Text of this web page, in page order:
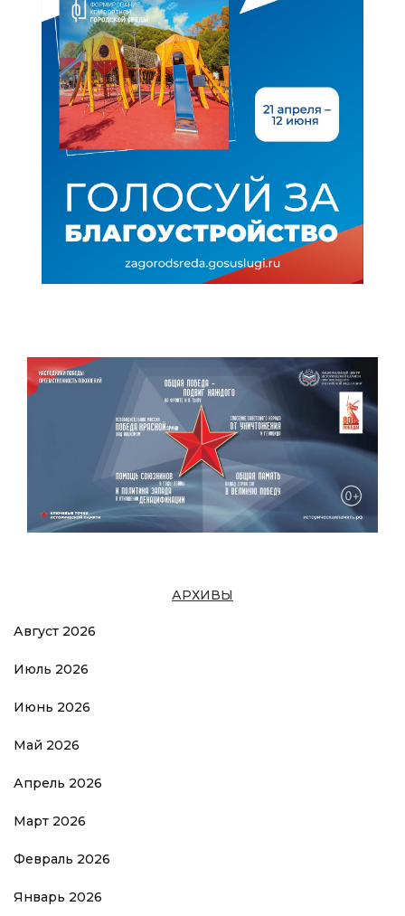
АРХИВЫ
Август 2026
Июль 2026
Июнь 2026
Май 2026
Апрель 2026
Март 2026
Февраль 2026
Январь 2026